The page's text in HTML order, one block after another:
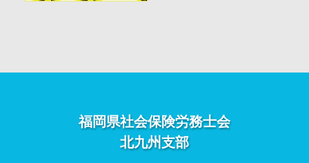
福岡県社会保険労務士会
北九州支部